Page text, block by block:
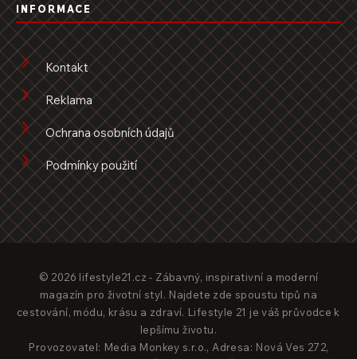
INFORMACE
Kontakt
Reklama
Ochrana osobních údajů
Podmínky použití
© 2026 lifestyle21.cz - Zábavný, inspirativní a moderní
magazín pro životní styl. Najdete zde spoustu tipů na
cestování, módu, krásu a zdraví. Lifestyle 21 je váš průvodce k
lepšímu životu.
Provozovatel: Media Monkey s.r.o., Adresa: Nová Ves 272,